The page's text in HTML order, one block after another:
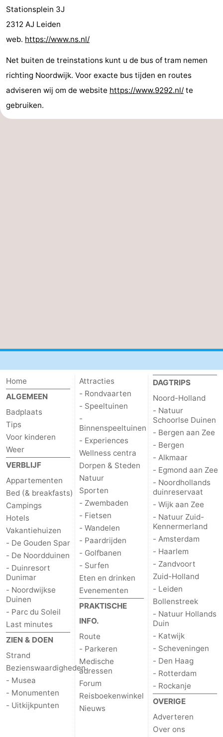
Soleil
Zien
doen
Bezienswaardigheden
-
Musea
-
Monumenten
-
Zwembaden
-
Fietsen
-
Wandelen
-
Paardrijden
-
Golfbanen
-
Surfen
Eten
en
drinken
Evenementen
Praktisch
Forum
Route
-
Parkeren
Reisboekenwinkel
Nieuws
Medische
adressen
Regio
Noord-
Holland
-
Stationsplein 3J
2312 AJ Leiden
web. https://www.ns.nl/
Net buiten de treinstations kunt u de bus of tram nemen
richting Noordwijk. Voor exacte bus tijden en routes
adviseren wij om de website https://www.9292.nl/ te
gebruiken.
Home
ALGEMEEN
Badplaats
Tips
Voor kinderen
Weer
VERBLIJF
Appartementen
Bed (& breakfasts)
Campings
Hotels
Vakantiehuizen
- De Gouden Spar
- De Noordduinen
- Duinresort
Dunimar
- Noordwijkse
Duinen
- Parc du Soleil
Last minutes
ZIEN & DOEN
Strand
Bezienswaardigheden
- Musea
- Monumenten
- Uitkijkpunten
Attracties
- Rondvaarten
- Speeltuinen
-
Binnenspeeltuinen
- Experiences
Wellness centra
Dorpen & Steden
Natuur
Sporten
- Zwembaden
- Fietsen
- Wandelen
- Paardrijden
- Golfbanen
- Surfen
Eten en drinken
Evenementen
PRAKTISCHE
INFO.
Route
- Parkeren
Medische
adressen
Forum
Reisboekenwinkel
Nieuws
DAGTRIPS
Noord-Holland
- Natuur
Schoorlse Duinen
- Bergen aan Zee
- Bergen
- Alkmaar
- Egmond aan Zee
- Noordhollands
duinreservaat
- Wijk aan Zee
- Natuur Zuid-
Kennermerland
- Amsterdam
- Haarlem
- Zandvoort
Zuid-Holland
- Leiden
Bollenstreek
- Natuur Hollands
Duin
- Katwijk
- Scheveningen
- Den Haag
- Rotterdam
- Rockanje
OVERIGE
Adverteren
Over ons